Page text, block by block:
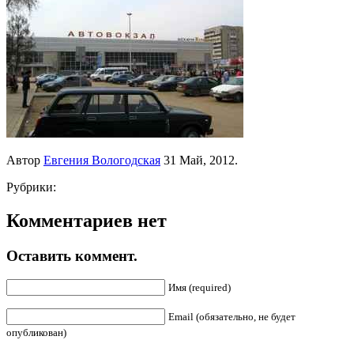
Автор Евгения Вологодская 31 Май, 2012.
Рубрики:
Комментариев нет
Оставить коммент.
Имя (required)
Email (обязательно, не будет
опубликован)